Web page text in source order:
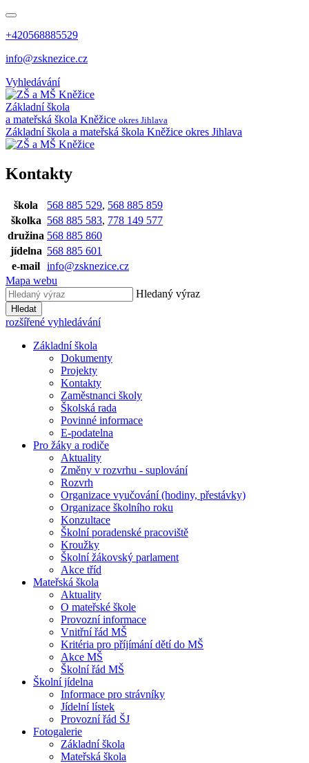
+420568885529
info@zsknezice.cz
Vyhledávání
Základní škola
a mateřská škola Kněžice okres Jihlava
Základní škola a mateřská škola Kněžice okres Jihlava
Kontakty
škola 568 885 529, 568 885 859
školka 568 885 583, 778 149 577
družina 568 885 860
jídelna 568 885 601
e-mail info@zsknezice.cz
Mapa webu
Hledaný výraz
Hledat
rozšířené vyhledávání
Základní škola
Dokumenty
Projekty
Kontakty
Zaměstnanci školy
Školská rada
Povinné informace
E-podatelna
Pro žáky a rodiče
Aktuality
Změny v rozvrhu - suplování
Rozvrh
Organizace vyučování (hodiny, přestávky)
Organizace školního roku
Konzultace
Školní poradenské pracoviště
Kroužky
Školní žákovský parlament
Akce tříd
Mateřská škola
Aktuality
O mateřské škole
Provozní informace
Vnitřní řád MŠ
Kritéria pro příjímání dětí do MŠ
Akce MŠ
Školní řád MŠ
Školní jídelna
Informace pro strávníky
Jídelní lístek
Provozní řád ŠJ
Fotogalerie
Základní škola
Mateřská škola